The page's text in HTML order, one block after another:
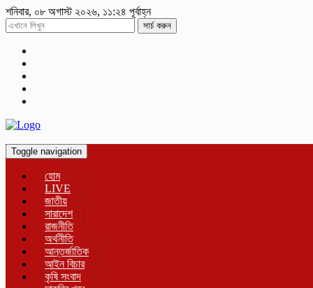
শনিবার, ০৮ অগাস্ট ২০২৬, ১১:২৪ পূর্বাহ্ন
সার্চ করুন
Toggle navigation
হোম
LIVE
জাতীয়
সারাদেশ
রাজনীতি
অর্থনীতি
আন্তর্জাতিক
আইন বিচার
কৃষি সংবাদ